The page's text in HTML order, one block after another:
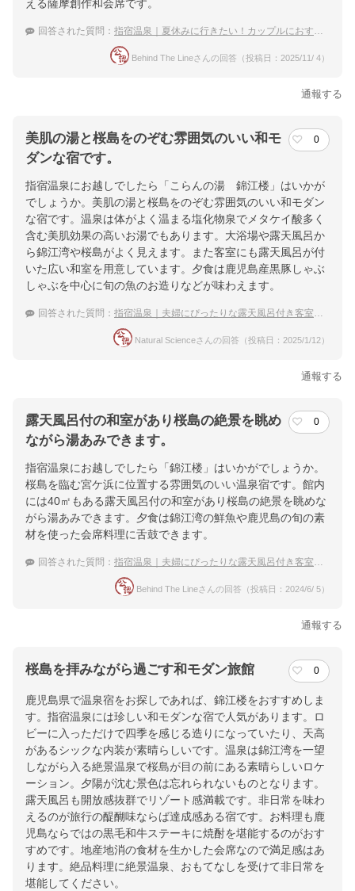
える薩摩創作和会席です。
回答された質問： 指宿温泉｜夏休みに行きたい！カップルにおすすめの宿は？
Behind The Lineさんの回答（投稿日：2025/11/ 4）
通報する
美肌の湯と桜島をのぞむ雰囲気のいい和モ
ダンな宿です。
0
指宿温泉にお越しでしたら「こらんの湯 錦江楼」はいかが
でしょうか。美肌の湯と桜島をのぞむ雰囲気のいい和モダン
な宿です。温泉は体がよく温まる塩化物泉でメタケイ酸多く
含む美肌効果の高いお湯でもあります。大浴場や露天風呂か
ら錦江湾や桜島がよく見えます。また客室にも露天風呂が付
いた広い和室を用意しています。夕食は鹿児島産黒豚しゃぶ
しゃぶを中心に旬の魚のお造りなどが味わえます。
回答された質問： 指宿温泉｜夫婦にぴったりな露天風呂付き客室がある温泉宿を教えて下さい。
Natural Scienceさんの回答（投稿日：2025/1/12）
通報する
露天風呂付の和室があり桜島の絶景を眺め
ながら湯あみできます。
0
指宿温泉にお越しでしたら「錦江楼」はいかがでしょうか。
桜島を臨む宮ケ浜に位置する雰囲気のいい温泉宿です。館内
には40㎡もある露天風呂付の和室があり桜島の絶景を眺めな
がら湯あみできます。夕食は錦江湾の鮮魚や鹿児島の旬の素
材を使った会席料理に舌鼓できます。
回答された質問： 指宿温泉｜夫婦にぴったりな露天風呂付き客室がある温泉宿を教えて下さい。
Behind The Lineさんの回答（投稿日：2024/6/ 5）
通報する
桜島を拝みながら過ごす和モダン旅館 0
鹿児島県で温泉宿をお探しであれば、錦江楼をおすすめしま
す。指宿温泉には珍しい和モダンな宿で人気があります。ロ
ビーに入っただけで四季を感じる造りになっていたり、天高
があるシックな内装が素晴らしいです。温泉は錦江湾を一望
しながら入る絶景温泉で桜島が目の前にある素晴らしいロケ
ーション。夕陽が沈む景色は忘れられないものとなります。
露天風呂も開放感抜群でリゾート感満載です。非日常を味わ
えるのが旅行の醍醐味ならば達成感ある宿です。お料理も鹿
児島ならではの黒毛和牛ステーキに焼酎を堪能するのがおす
すめです。地産地消の食材を生かした会席なので満足感はあ
ります。絶品料理に絶景温泉、おもてなしを受けて非日常を
堪能してください。